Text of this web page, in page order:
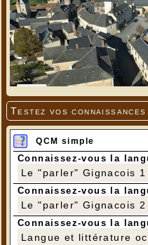
Testez vos
QCM simple
Connaissez-vous la
Le "parler" Gignacois 1
Connaissez-vous la
Le "parler" Gignacois 2
Connaissez-vous la
Langue et littérature